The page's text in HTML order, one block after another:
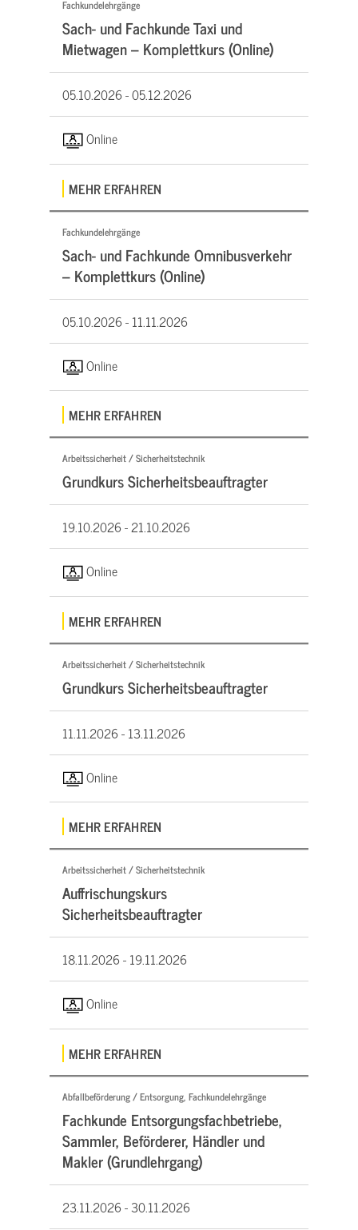
Fachkundelehrgänge
Sach- und Fachkunde Taxi und
Mietwagen – Komplettkurs (Online)
05.10.2026 -05.12.2026
Online
MEHR ERFAHREN
Fachkundelehrgänge
Sach- und Fachkunde Omnibusverkehr
– Komplettkurs (Online)
05.10.2026 -11.11.2026
Online
MEHR ERFAHREN
Arbeitssicherheit / Sicherheitstechnik
Grundkurs Sicherheitsbeauftragter
19.10.2026 -21.10.2026
Online
MEHR ERFAHREN
Arbeitssicherheit / Sicherheitstechnik
Grundkurs Sicherheitsbeauftragter
11.11.2026 -13.11.2026
Online
MEHR ERFAHREN
Arbeitssicherheit / Sicherheitstechnik
Auffrischungskurs
Sicherheitsbeauftragter
18.11.2026 -19.11.2026
Online
MEHR ERFAHREN
Abfallbeförderung / Entsorgung, Fachkundelehrgänge
Fachkunde Entsorgungsfachbetriebe,
Sammler, Beförderer, Händler und
Makler (Grundlehrgang)
23.11.2026 -30.11.2026